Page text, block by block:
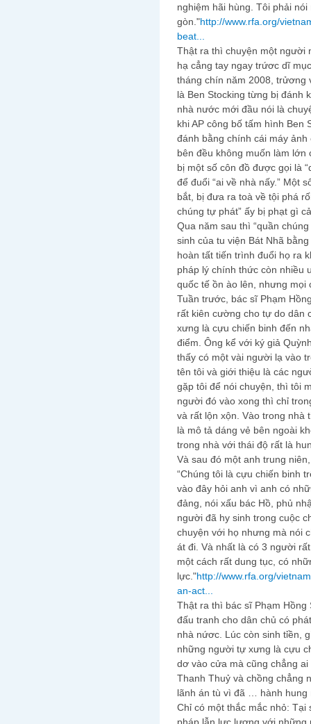
nghiệm hãi hùng. Tôi phải
gòn."http://www.rfa.org/
beat...
Thật ra thì chuyện một người
hạ cẳng tay ngay trứơc dĩ
tháng chín năm 2008, trửơng
là Ben Stocking từng bị đánh
nhà nước mới đầu nói là
khi AP công bố tấm hình Ben
đánh bằng chính cái máy
bên đều không muốn làm lớn
bị một số côn đồ được gọi là
để đuổi “ai về nhà nấy.” Một
bắt, bị đưa ra toà về tội phá
chúng tự phát” ấy bị phạt gì
Qua năm sau thì “quần
sinh của tu viện Bát Nhã
hoàn tất tiến trình đuổi họ ra
pháp lý chính thức còn nhiều
quốc tế ồn ào lên, nhưng mọi
Tuần trước, bác sĩ Phạm
rất kiên cường cho tự do dân
xưng là cựu chiến binh đến
điểm. Ông kể với ký giả
thấy có một vài người lạ vào
tên tôi và giới thiệu là các
gặp tôi để nói chuyện, thì tôi
người đó vào xong thì chỉ
và rất lộn xộn. Vào trong nhà
là mô tả dáng vẻ bên ngoài
trong nhà với thái độ rất là
Và sau đó một anh trung
“Chúng tôi là cựu chiến binh
vào đây hỏi anh vì anh có
đảng, nói xấu bác Hồ, phủ
người đã hy sinh trong cuộc
chuyện với họ nhưng mà nói
át đi. Và nhất là có 3 người
một cách rất dung tục, có
lực."http://www.rfa.org/
an-act...
Thật ra thì bác sĩ Phạm
đấu tranh cho dân chủ có
nhà nứơc. Lúc còn sinh tỉền,
những người tự xưng là cựu
dơ vào cửa mà cũng chẳng
Thanh Thuỷ và chồng chẳng
lãnh án tù vì đã … hành hung
Chỉ có một thắc mắc nhỏ: Tại
pháp lẫn lực lượng với